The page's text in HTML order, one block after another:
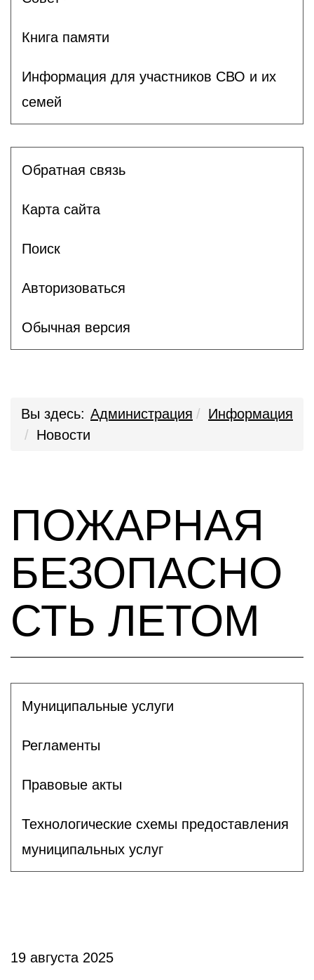
Книга памяти
Информация для участников СВО и их
семей
Обратная связь
Карта сайта
Поиск
Авторизоваться
Обычная версия
Вы здесь: Администрация
Информация
Новости
ПОЖАРНАЯ
БЕЗОПАСНО
СТЬ ЛЕТОМ
Муниципальные услуги
Регламенты
Правовые акты
Технологические схемы предоставления
муниципальных услуг
19 августа 2025